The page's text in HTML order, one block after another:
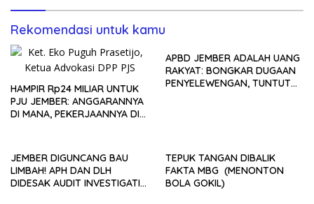
Rekomendasi untuk kamu
HAMPIR Rp24 MILIAR UNTUK
PJU JEMBER: ANGGARANNYA
DI MANA, PEKERJAANNYA DI
APBD JEMBER ADALAH UANG
RAKYAT: BONGKAR DUGAAN
PENYELEWENGAN, TUNTUT
JEMBER DIGUNCANG BAU
LIMBAH! APH DAN DLH
DIDESAK AUDIT INVESTIGATIF
TEPUK TANGAN DIBALIK
FAKTA MBG (MENONTON
BOLA GOKIL)